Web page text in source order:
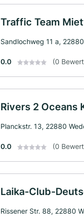
Traffic Team
Sandlochweg 11 a,
0.0 (0
Rivers 2 Oceans
Planckstr. 13, 22880
0.0 (0
Laika-Club-
Rissener Str. 88, 22880